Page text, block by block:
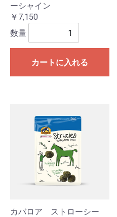
ーシャイン
￥7,150
数量
カートに入れる
カバロア ストローシー